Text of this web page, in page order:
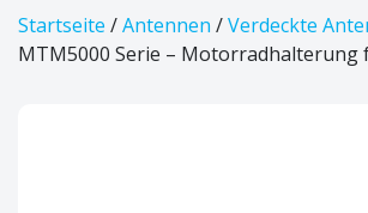
Startseite /Antennen /Verdeckte
MTM5000 Serie –